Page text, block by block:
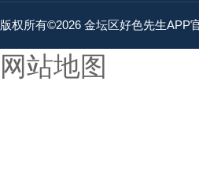
版权所有©2026 金坛区好色先生
网站地图